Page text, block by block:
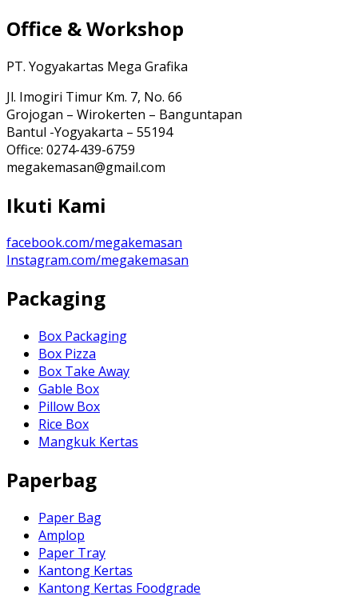
Office & Workshop
PT. Yogyakartas Mega Grafika
Jl. Imogiri Timur Km. 7, No. 66
Grojogan – Wirokerten – Banguntapan
Bantul -Yogyakarta – 55194
Office: 0274-439-6759
megakemasan@gmail.com
Ikuti Kami
facebook.com/megakemasan
Instagram.com/megakemasan
Packaging
Box Packaging
Box Pizza
Box Take Away
Gable Box
Pillow Box
Rice Box
Mangkuk Kertas
Paperbag
Paper Bag
Amplop
Paper Tray
Kantong Kertas
Kantong Kertas Foodgrade